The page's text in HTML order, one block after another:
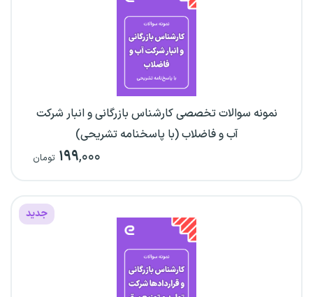
نمونه سوالات تخصصی کارشناس بازرگانی و انبار شرکت
آب و فاضلاب (با پاسخنامه تشریحی)
۱۹۹,۰۰۰ تومان
جدید